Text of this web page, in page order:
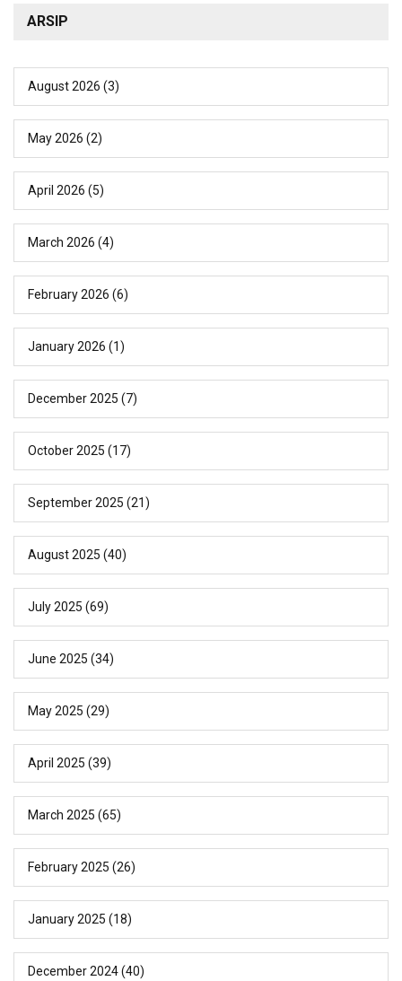
ARSIP
August 2026 (3)
May 2026 (2)
April 2026 (5)
March 2026 (4)
February 2026 (6)
January 2026 (1)
December 2025 (7)
October 2025 (17)
September 2025 (21)
August 2025 (40)
July 2025 (69)
June 2025 (34)
May 2025 (29)
April 2025 (39)
March 2025 (65)
February 2025 (26)
January 2025 (18)
December 2024(40)